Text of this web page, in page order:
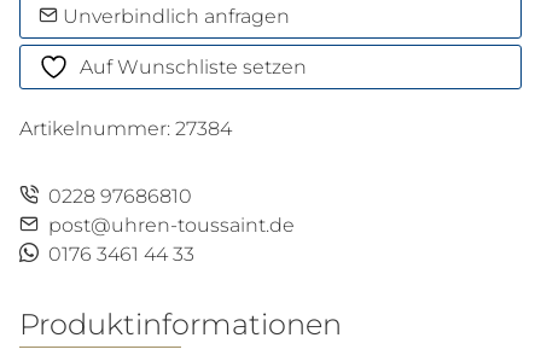
Reißverschluß
Menge
Unverbindlich anfragen
Auf Wunschliste setzen
Artikelnummer: 27384
0228 97686810
post@uhren-toussaint.de
0176 3461 44 33
Produktinformationen